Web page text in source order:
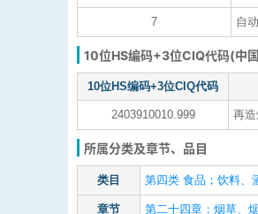
7 自
10位HS编码+3位CIQ代码(中
10位HS编码+3位CIQ代码
2403910010.999 再
所属分类及章节、品目
类目 第四类 食品；饮料、
章节 第二十四章：烟草、